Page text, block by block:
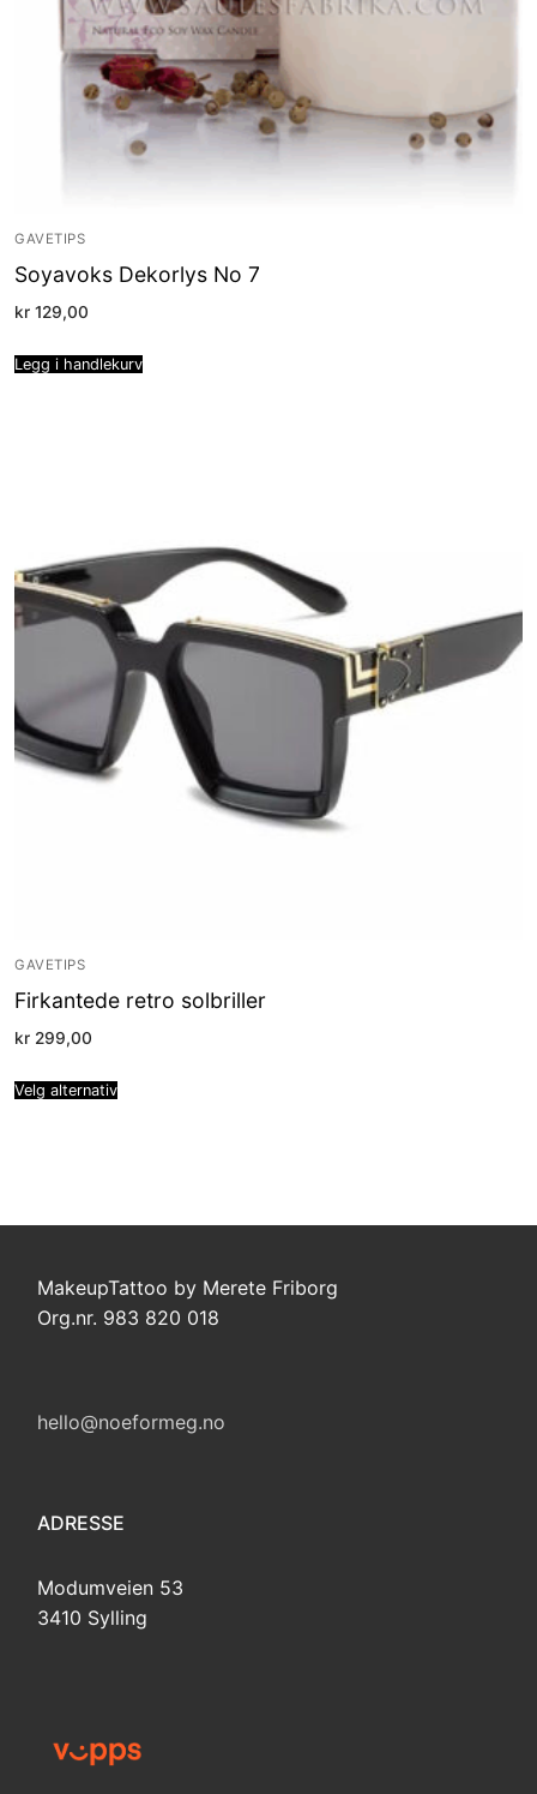
GAVETIPS
Soyavoks Dekorlys No 7
kr 129,00
Legg i handlekurv
GAVETIPS
Firkantede retro solbriller
kr 299,00
Velg alternativ
MakeupTattoo by Merete Friborg
Org.nr. 983 820 018
hello@noeformeg.no
ADRESSE
Modumveien 53
3410 Sylling